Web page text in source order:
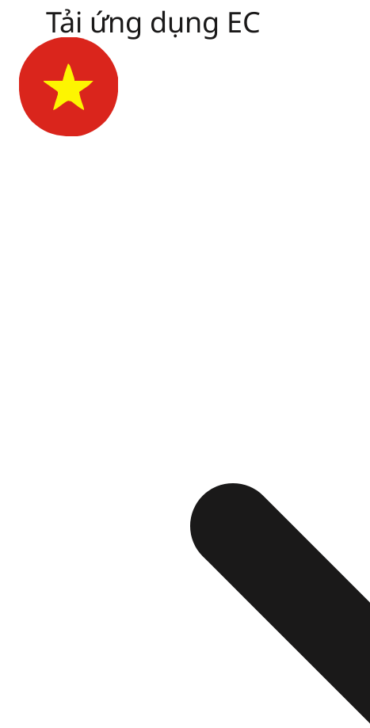
Tải ứng dụng EC